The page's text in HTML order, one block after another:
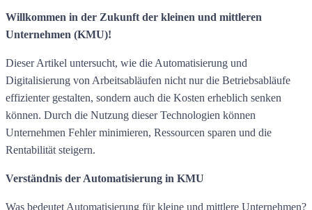
Willkommen in der Zukunft der kleinen und mittleren
Unternehmen (KMU)!
Dieser Artikel untersucht, wie die Automatisierung und
Digitalisierung von Arbeitsabläufen nicht nur die Betriebsabläufe
effizienter gestalten, sondern auch die Kosten erheblich senken
können. Durch die Nutzung dieser Technologien können
Unternehmen Fehler minimieren, Ressourcen sparen und die
Rentabilität steigern.
Verständnis der Automatisierung in KMU
Was bedeutet Automatisierung für kleine und mittlere Unternehmen?